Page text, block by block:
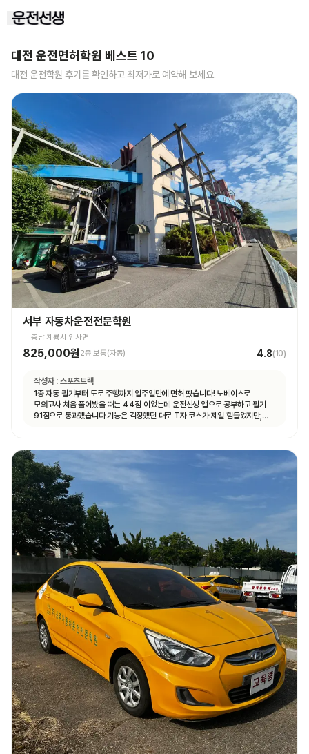
대전 운전면허학원 베스트 10
대전 운전학원 후기를 확인하고 최저가로 예약해 보세요.
서부 자동차운전전문학원
충남 계룡시 엄사면
825,000원 2종 보통(자동) 4.8(10)
작성자 : 스포츠트랙
1종 자동 필기부터 도로 주행까지 일주일만에 면허 땄습니다! 노베이스로
모의고사 처음 풀어봤을 때는 44점 이었는데 운전선생 앱으로 공부하고 필기
91점으로 통과했습니다 기능은 걱정했던 대로 T자 코스가 제일 힘들었지만,
속에 넣어두시면 어렵지 않게 합격하실 수 있을 거예요 강사님마다 알려주시는
스타일이 조금씩 다른데, 그냥 본인이 편한 대로 운전하시면 됩니다 다들 처음
운전대 잡아보는 거니까 아무것도 모르는 게 당연한 거니, 잘 모르겠는 것이나
궁금한 게 있다면 강사님께 적극적으로 질문하시는 걸 추천드려요! 운전 잘 하면
뭐하러 학원에 오겠어요~